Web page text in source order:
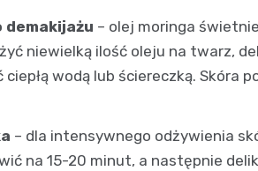
demakijażu – olej moringa
niewielką ilość oleju na twarz,
wodą lub ściereczką. Skóra
– dla intensywnego odżywienia
na 15-20 minut, a następnie